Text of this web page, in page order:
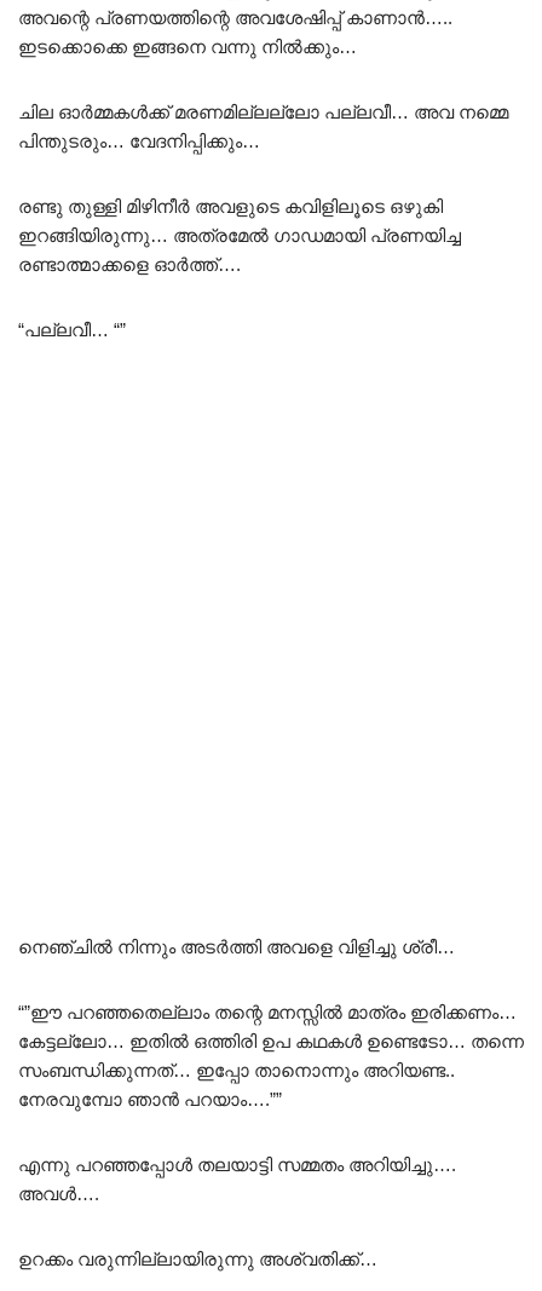
അവന്റെ പ്രണയത്തിന്റെ അവശേഷിപ്പ് കാണാൻ…..
ഇടക്കൊക്കെ ഇങ്ങനെ വന്നു നിൽക്കും…
ചില ഓർമ്മകൾക്ക് മരണമില്ലല്ലോ പല്ലവീ… അവ നമ്മെ
പിന്തുടരും… വേദനിപ്പിക്കും…
രണ്ടു തുള്ളി മിഴിനീർ അവളുടെ കവിളിലൂടെ ഒഴുകി
ഇറങ്ങിയിരുന്നു… അത്രമേൽ ഗാഡമായി പ്രണയിച്ച
രണ്ടാത്മാക്കളെ ഓർത്ത്….
“പല്ലവീ… “”
നെഞ്ചിൽ നിന്നും അടർത്തി അവളെ വിളിച്ചു ശ്രീ…
“”ഈ പറഞ്ഞതെല്ലാം തന്റെ മനസ്സിൽ മാത്രം ഇരിക്കണം…
കേട്ടല്ലോ… ഇതിൽ ഒത്തിരി ഉപ കഥകൾ ഉണ്ടെടോ… തന്നെ
സംബന്ധിക്കുന്നത്… ഇപ്പോ താനൊന്നും അറിയണ്ട..
നേരവുമ്പോ ഞാൻ പറയാം….””
എന്നു പറഞ്ഞപ്പോൾ തലയാട്ടി സമ്മതം അറിയിച്ചു….
അവൾ….
ഉറക്കം വരുന്നില്ലായിരുന്നു അശ്വതിക്ക്…